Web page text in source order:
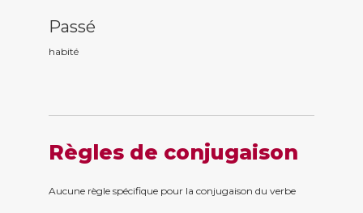
Passé
habité
Règles de conjugaison
Aucune règle spécifique pour la conjugaison du verbe